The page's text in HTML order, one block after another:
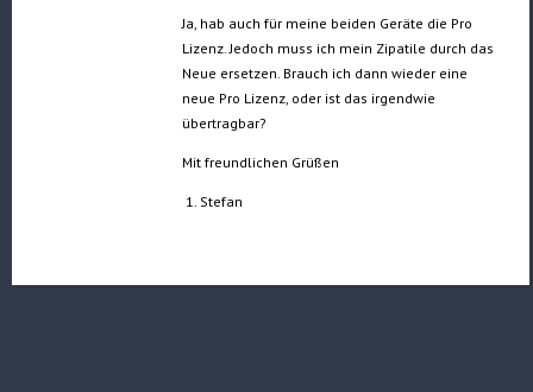
Ja, hab auch für meine beiden Geräte die Pro
Lizenz. Jedoch muss ich mein Zipatile durch das
Neue ersetzen. Brauch ich dann wieder eine
neue Pro Lizenz, oder ist das irgendwie
übertragbar?
Mit freundlichen Grüßen
Stefan